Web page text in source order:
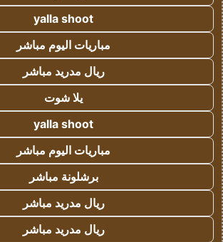
yalla shoot
مباريات اليوم مباشر
ريال مدريد مباشر
يلا شوت
yalla shoot
مباريات اليوم مباشر
برشلونة مباشر
ريال مدريد مباشر
ريال مدريد مباشر